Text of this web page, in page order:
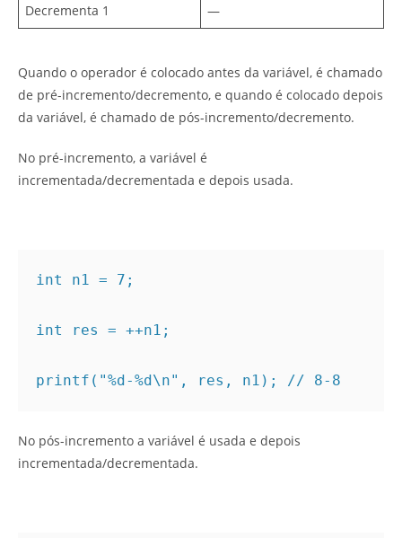
Decrementa 1 —
Quando o operador é colocado antes da variável, é chamado
de pré-incremento/decremento, e quando é colocado depois
da variável, é chamado de pós-incremento/decremento.
No pré-incremento, a variável é
incrementada/decrementada e depois usada.
int n1 = 7;
int res = ++n1;
printf("%d-%d\n", res, n1); // 8-8
No pós-incremento a variável é usada e depois
incrementada/decrementada.